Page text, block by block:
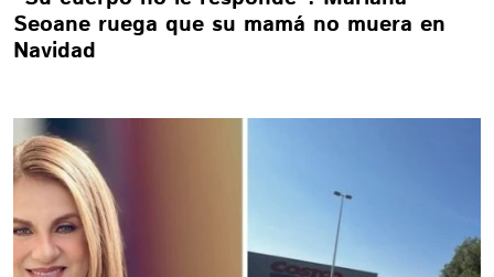
Seoane ruega que su mamá no muera en
Navidad